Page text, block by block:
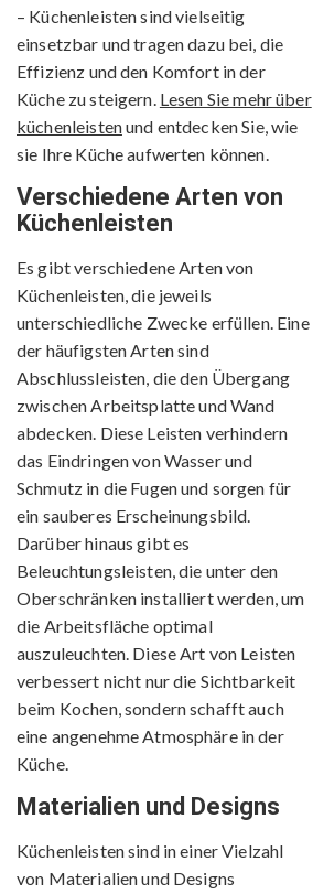
– Küchenleisten sind vielseitig
einsetzbar und tragen dazu bei, die
Effizienz und den Komfort in der
Küche zu steigern. Lesen Sie mehr über
küchenleistenund entdecken Sie, wie
sie Ihre Küche aufwerten können.
Verschiedene Arten von
Küchenleisten
Es gibt verschiedene Arten von
Küchenleisten, die jeweils
unterschiedliche Zwecke erfüllen. Eine
der häufigsten Arten sind
Abschlussleisten, die den Übergang
zwischen Arbeitsplatte und Wand
abdecken. Diese Leisten verhindern
das Eindringen von Wasser und
Schmutz in die Fugen und sorgen für
ein sauberes Erscheinungsbild.
Darüber hinaus gibt es
Beleuchtungsleisten, die unter den
Oberschränken installiert werden, um
die Arbeitsfläche optimal
auszuleuchten. Diese Art von Leisten
verbessert nicht nur die Sichtbarkeit
beim Kochen, sondern schafft auch
eine angenehme Atmosphäre in der
Küche.
Materialien und Designs
Küchenleisten sind in einer Vielzahl
von Materialien und Designs